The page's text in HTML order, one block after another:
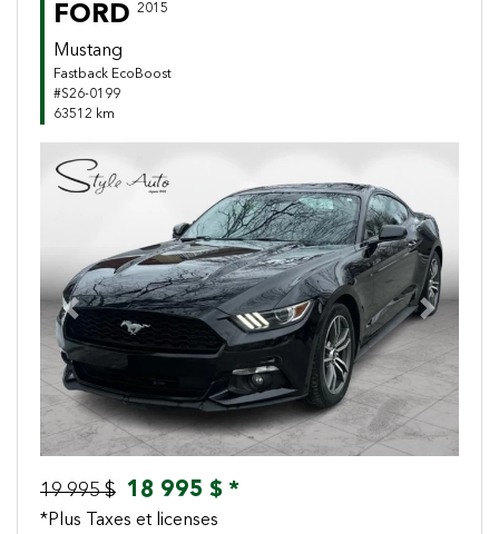
FORD 2015
Mustang
Fastback EcoBoost
#S26-0199
63512 km
Previous Next
19 995 $ 18 995 $ *
*Plus Taxes et licenses